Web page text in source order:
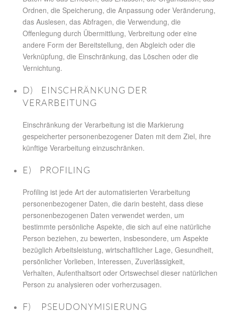
Ordnen, die Speicherung, die Anpassung oder Veränderung,
das Auslesen, das Abfragen, die Verwendung, die
Offenlegung durch Übermittlung, Verbreitung oder eine
andere Form der Bereitstellung, den Abgleich oder die
Verknüpfung, die Einschränkung, das Löschen oder die
Vernichtung.
D) EINSCHRÄNKUNG DER
VERARBEITUNG
Einschränkung der Verarbeitung ist die Markierung
gespeicherter personenbezogener Daten mit dem Ziel, ihre
künftige Verarbeitung einzuschränken.
E) PROFILING
Profiling ist jede Art der automatisierten Verarbeitung
personenbezogener Daten, die darin besteht, dass diese
personenbezogenen Daten verwendet werden, um
bestimmte persönliche Aspekte, die sich auf eine natürliche
Person beziehen, zu bewerten, insbesondere, um Aspekte
bezüglich Arbeitsleistung, wirtschaftlicher Lage, Gesundheit,
persönlicher Vorlieben, Interessen, Zuverlässigkeit,
Verhalten, Aufenthaltsort oder Ortswechsel dieser natürlichen
Person zu analysieren oder vorherzusagen.
F) PSEUDONYMISIERUNG